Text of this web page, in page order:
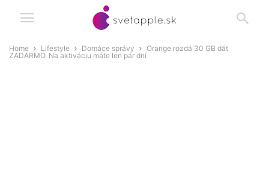
Home Lifestyle Domáce správy
Orange rozdá 30 GB dát
ZADARMO. Na aktiváciu máte len pár dní